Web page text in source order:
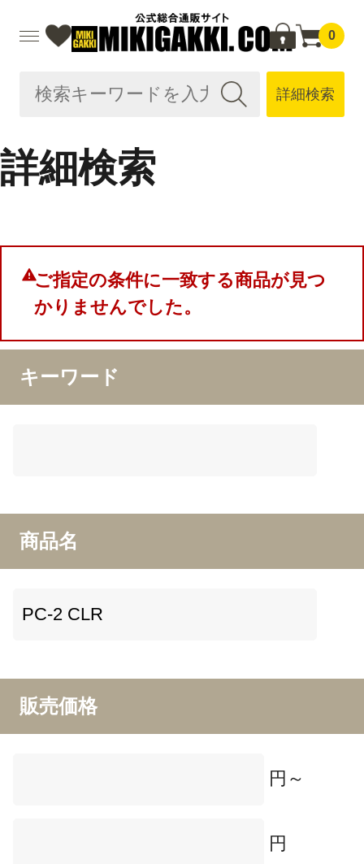
0
詳細検索
詳細検索
ご指定の条件に一致する商品が見つ
かりませんでした。
キーワード
商品名
販売価格
円～
円